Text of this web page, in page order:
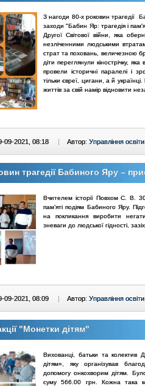
З нагоди 80-х роковин трагедії
заходи "Бабин Яр: трагедія і
Другої Світової війни, яка
незліченними людськими
страт та поховань, величезною
діти переглянули кінострічку,
провели історичні паралелі і
тільки євреї, цигани, а й
життів за свій намір відновити
09-2021, 08:18 | Автор: Управління освіти
трагедії Бабиного Яру –
Вчителем історії Повхом С. В.
пам’яті подіям Бабиного Яру.
на покликання виробити
зневаги до людської гідності,
09-2021, 08:09 | Автор: Управління освіти
"Монетки дітям"
Вихованці, батьки та
дітям», яку організував
допомогу онкохворим дітям.
суму 566.00 грн. Кожна така